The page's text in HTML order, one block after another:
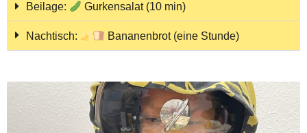
Beilage: Gurkensalat (10 min)
Nachtisch: Bananenbrot (eine Stunde)